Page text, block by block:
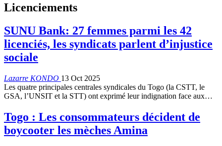
Licenciements
SUNU Bank: 27 femmes parmi les 42
licenciés, les syndicats parlent d’injustice
sociale
Lazarre KONDO 13 Oct 2025
Les quatre principales centrales syndicales du Togo (la CSTT, le
GSA, l’UNSIT et la STT) ont exprimé leur indignation face aux…
Togo : Les consommateurs décident de
boycooter les mèches Amina